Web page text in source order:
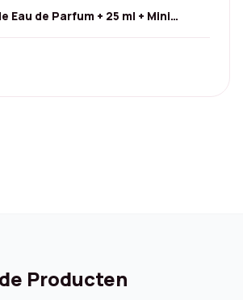
Eau de Parfum + 25 ml + Mini
Producten